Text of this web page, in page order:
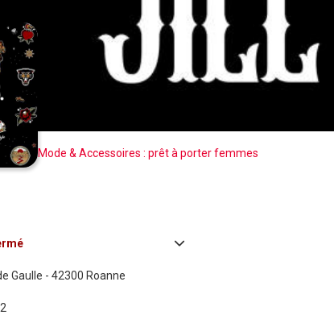
Mode & Accessoires : prêt à porter femmes
Fermé
10h00 - 19h00
Gaulle - 42300 Roanne